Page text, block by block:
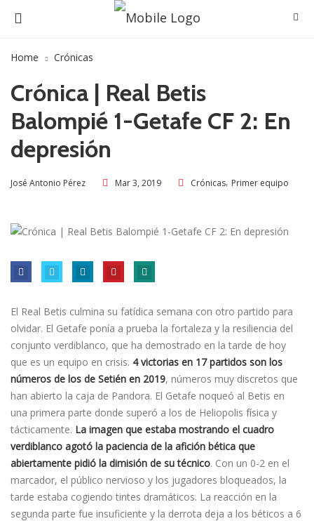
Home Crónicas
Crónica | Real Betis
Balompié 1-Getafe CF 2: En
depresión
José Antonio Pérez Mar 3, 2019 Crónicas, Primer equipo
El Real Betis culmina su fatídica semana con otro partido para
olvidar. El Getafe poní­a a prueba la fortaleza y la resiliencia del
conjunto verdiblanco, que ha demostrado en la tarde de hoy
que es un equipo en crisis. 4 victorias en 17 partidos son los
números de los de Setién en 2019, números muy discretos que
han abierto la caja de Pandora. El Getafe noqueó al Betis en
una primera parte donde superó a los de Heliopolis física y
tácticamente. La imagen que estaba mostrando el cuadro
verdiblanco agotó la paciencia de la afición bética que
abiertamente pidió la dimisión de su técnico. Con un 0-2 en el
marcador, el público nervioso y los jugadores bloqueados, la
tarde estaba cogiendo tintes dramáticos. La reacción en la
segunda parte fue insuficiente y la derrota deja a los béticos a 6